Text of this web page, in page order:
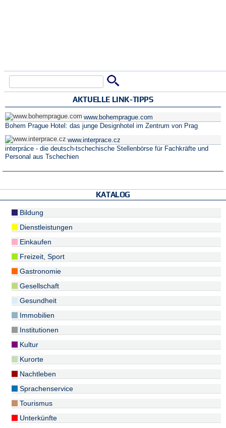
AKTUELLE LINK-TIPPS
www.bohemprague.com
Bohem Prague Hotel: das junge Designhotel im Zentrum von Prag
www.interprace.cz
interpráce - die deutsch-tschechische Stellenbörse für Fachkräfte und
Personal aus Tschechien
KATALOG
Bildung
Dienstleistungen
Einkaufen
Freizeit, Sport
Gastronomie
Gesellschaft
Gesundheit
Immobilien
Institutionen
Kultur
Kurorte
Nachtleben
Sprachenservice
Tourismus
Unterkünfte